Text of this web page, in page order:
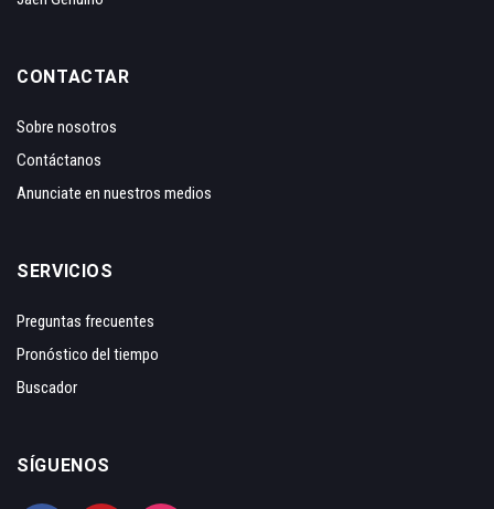
CONTACTAR
Sobre nosotros
Contáctanos
Anunciate en nuestros medios
SERVICIOS
Preguntas frecuentes
Pronóstico del tiempo
Buscador
SÍGUENOS